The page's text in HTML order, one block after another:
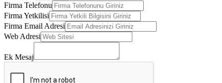
Firma Telefonu
Firma Yetkilisi
Firma Email Adresi
Web Adresi
Ek Mesaj